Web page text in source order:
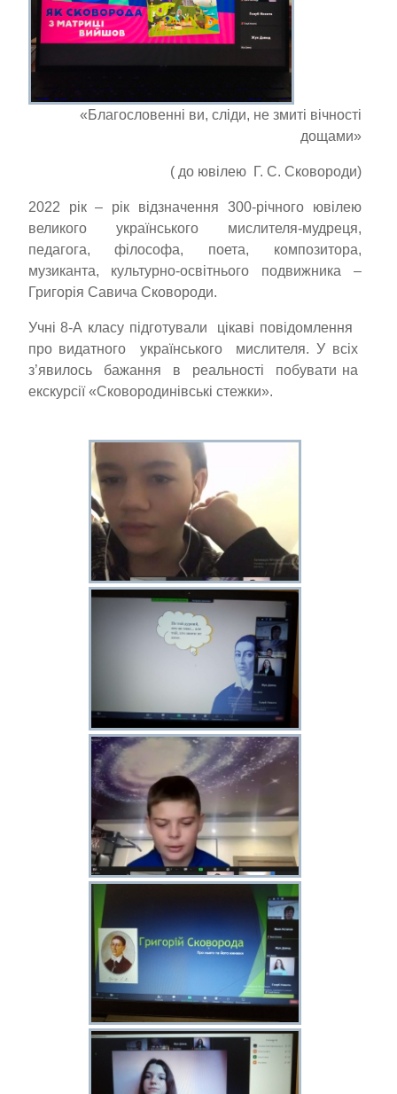
«Благословенні ви, сліди, не змиті вічності
дощами»
( до ювілею Г. С. Сковороди)
2022 рік – рік відзначення 300-річного ювілею
великого українського мислителя-мудреця,
педагога, філософа, поета, композитора,
музиканта, культурно-освітнього подвижника –
Григорія Савича Сковороди.
Учні 8-А класу підготували цікаві повідомлення
про видатного українського мислителя. У всіх
з’явилось бажання в реальності побувати на
екскурсії «Сковородинівські стежки».